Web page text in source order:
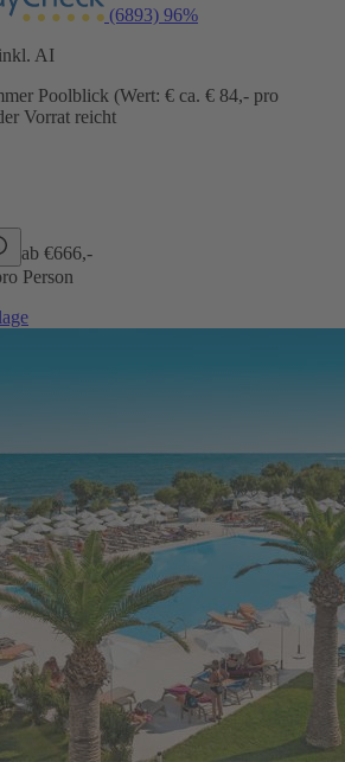
(6893) 96%
AI
Poolblick (Wert: € ca. € 84,- pro
Vorrat reicht
ab €666,-
Person